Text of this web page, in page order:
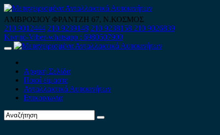
Skip
to
content
ΑΜΒΡΟΣΙΟΥ ΦΡΑΝΤΖΗ 67, Ν.ΚΟΣΜΟΣ
210 9012444 210 9239148 210 9238158 210 9026839
Κινητό-Viber-whatsapp : 6980507900
Primary
Αρχική Σελίδα
Ποιοί είμαστε
Ανταλλακτικά Αυτοκινήτων
Επικοινωνία